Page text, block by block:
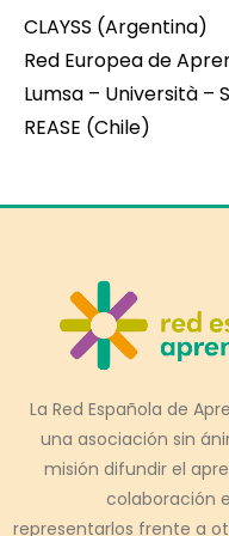
CLAYSS (Argentina)
Red Europea de
Lumsa – Università –
REASE (Chile)
La Red Española de
una asociación sin
misión difundir el
colaboración
representarlos frente a